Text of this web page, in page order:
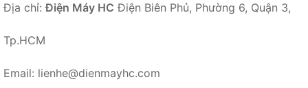
Địa chỉ:Điện Máy HC Điện Biên Phủ, Phường 6, Quận 3,
Tp.HCM
Email: lienhe@dienmayhc.com